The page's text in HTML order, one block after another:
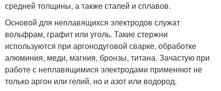
средней толщины, а также сталей и сплавов.
Основой для неплавящихся электродов служат
вольфрам, графит или уголь. Такие стержни
используются при аргонодуговой сварке, обработке
алюминия, меди, магния, бронзы, титана. Зачастую при
работе с неплавящимися электродами применяют не
только аргон или гелий, но и азот или водород.